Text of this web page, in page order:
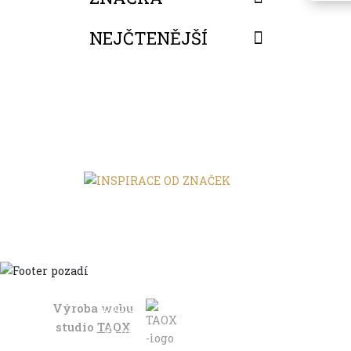
NEJČTENĚJŠÍ
Výroba webu
studio TAOX
Domů
Ve městě